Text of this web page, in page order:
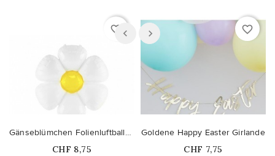
favorite_border
Gänseblümchen Folienluftballon
Price
CHF 8,75
favorite_border
Goldene Happy Easter Girlande
Price
CHF 7,75